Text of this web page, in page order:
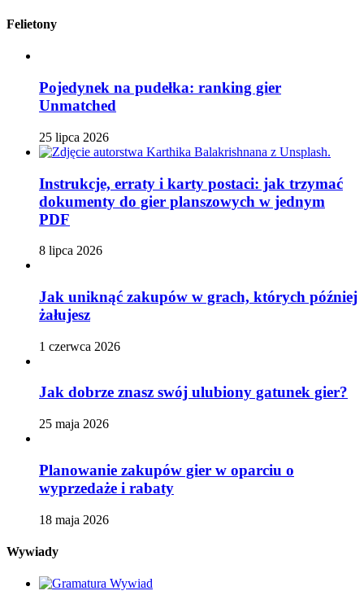
Felietony
Pojedynek na pudełka: ranking gier
Unmatched
25 lipca 2026
Instrukcje, erraty i karty postaci: jak trzymać
dokumenty do gier planszowych w jednym
PDF
8 lipca 2026
Jak uniknąć zakupów w grach, których później
żałujesz
1 czerwca 2026
Jak dobrze znasz swój ulubiony gatunek gier?
25 maja 2026
Planowanie zakupów gier w oparciu o
wyprzedaże i rabaty
18 maja 2026
Wywiady